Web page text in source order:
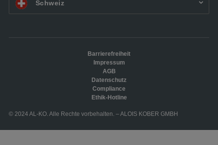
CH DE:Schweiz
© 2024 AL-KO. Alle Rechte vorbehalten. – ALOIS KOBER GMBH
Barrierefreiheit
Impressum
AGB
Datenschutz
Compliance
Ethik-Hotline